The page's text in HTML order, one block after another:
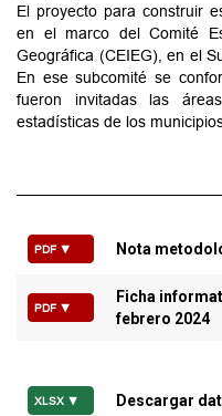
El proyecto para construir
en el marco del Comité
Geográfica (CEIEG), en el
En ese subcomité se
fueron invitadas las
estadísticas de los
PDF ▼ Nota
PDF ▼
Ficha
febrero 2024
XLSX ▼ Descargar